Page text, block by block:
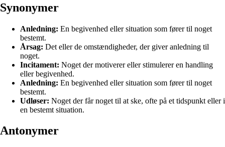
Synonymer
Anledning: En begivenhed eller situation som fører til noget
bestemt.
Årsag: Det eller de omstændigheder, der giver anledning til
noget.
Incitament: Noget der motiverer eller stimulerer en handling
eller begivenhed.
Anledning: En begivenhed eller situation som fører til noget
bestemt.
Udløser: Noget der får noget til at ske, ofte på et tidspunkt eller i
en bestemt situation.
Antonymer